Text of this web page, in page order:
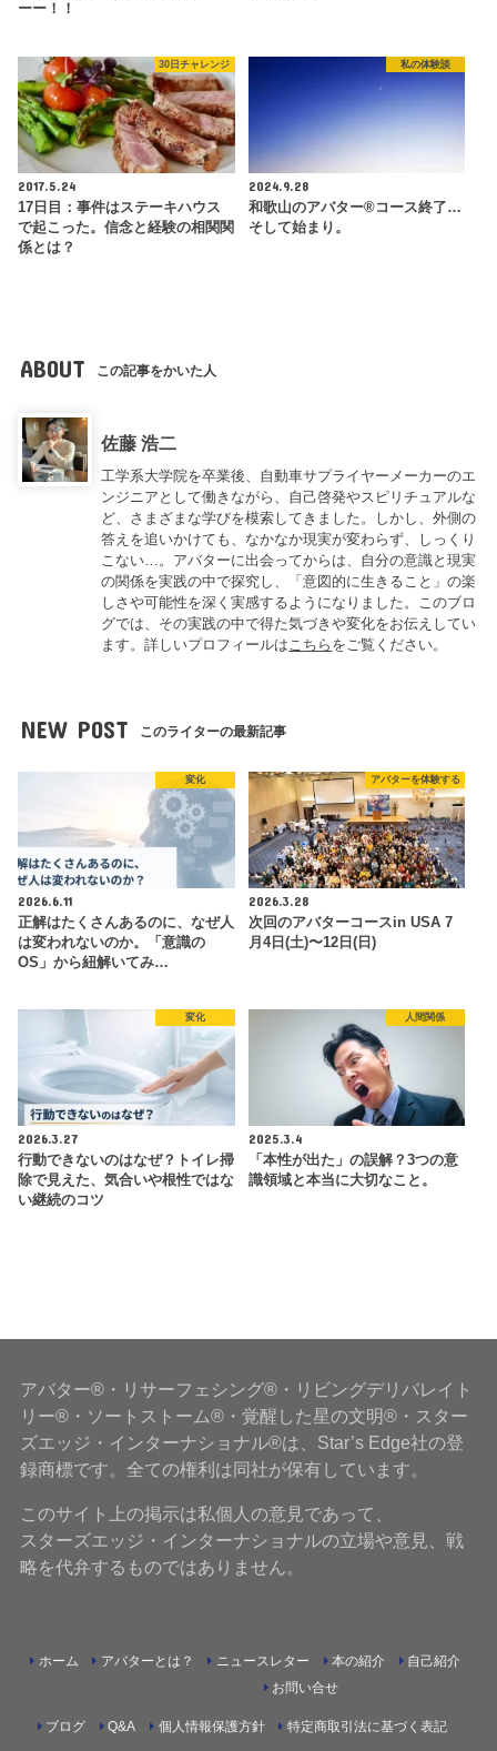
ーー！！
30日チャレンジ
2017.5.24
17日目：事件はステーキハウス
で起こった。信念と経験の相関関
係とは？
私の体験談
2024.9.28
和歌山のアバター®コース終了…
そして始まり。
ABOUT この記事をかいた人
佐藤 浩二
工学系大学院を卒業後、自動車サプライヤーメーカーのエ
ンジニアとして働きながら、自己啓発やスピリチュアルな
ど、さまざまな学びを模索してきました。しかし、外側の
答えを追いかけても、なかなか現実が変わらず、しっくり
こない…。アバターに出会ってからは、自分の意識と現実
の関係を実践の中で探究し、「意図的に生きること」の楽
しさや可能性を深く実感するようになりました。このブロ
グでは、その実践の中で得た気づきや変化をお伝えしてい
ます。詳しいプロフィールは こちら をご覧ください。
NEW POST このライターの最新記事
変化
2026.6.11
正解はたくさんあるのに、なぜ人
は変われないのか。「意識の
OS」から紐解いてみ…
アバターを体験する
2026.3.28
次回のアバターコースin USA 7
月4日(土)〜12日(日)
変化
2026.3.27
行動できないのはなぜ？トイレ掃
除で見えた、気合いや根性ではな
い継続のコツ
人間関係
2025.3.4
「本性が出た」の誤解？3つの意
識領域と本当に大切なこと。
アバター®・リサーフェシング®・リビングデリバレイト
リー®・ソートストーム®・覚醒した星の文明®・スター
ズエッジ・インターナショナル®は、Star’s Edge社の登
録商標です。全ての権利は同社が保有しています。
このサイト上の掲示は私個人の意見であって、
スターズエッジ・インターナショナルの立場や意見、戦
略を代弁するものではありません。
ホーム アバターとは？ ニュースレター 本の紹介 自己紹介
ブログ Q&A
お問い合せ
個人情報保護方針 特定商取引法に基づく表記